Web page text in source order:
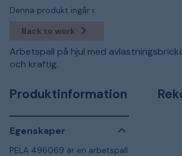
Denna produkt ingår i:
Back to work
Arbetspall på hjul med
och kraftig.
Produktinformation
Egenskaper
PELA 496069 är en arbetspall